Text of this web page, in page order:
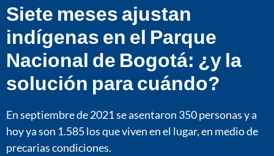
Siete meses ajustan
indígenas en el Parque
Nacional de Bogotá: ¿y la
solución para cuándo?
En septiembre de 2021 se asentaron 350 personas y a
hoy ya son 1.585 los que viven en el lugar, en medio de
precarias condiciones.